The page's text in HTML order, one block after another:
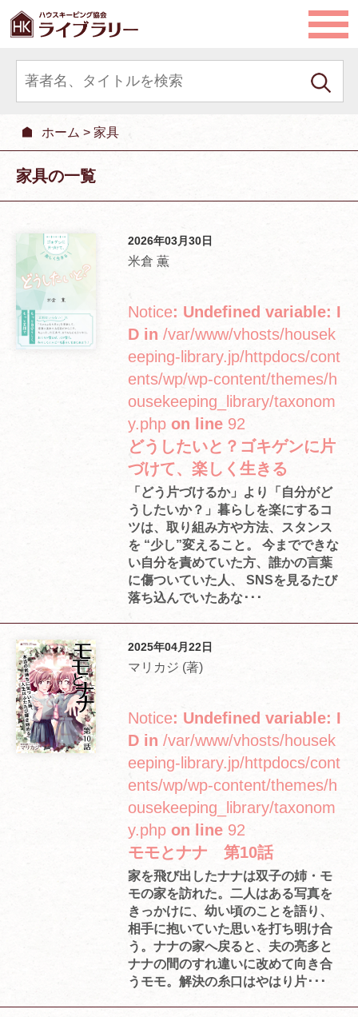
ホーム > 家具
家具の一覧
2026年03月30日
米倉 薫
Notice: Undefined variable: I
D in /var/www/vhosts/housek
eeping-library.jp/httpdocs/cont
ents/wp/wp-content/themes/h
ousekeeping_library/taxonom
y.php on line 92
どうしたいと？ゴキゲンに片
づけて、楽しく生きる
「どう片づけるか」より「自分がど
うしたいか？」暮らしを楽にするコ
ツは、取り組み方や方法、スタンス
を “少し”変えること。 今までできな
い自分を責めていた方、誰かの言葉
に傷ついていた人、 SNSを見るたび
落ち込んでいたあな･･･
2025年04月22日
マリカジ (著)
Notice: Undefined variable: I
D in /var/www/vhosts/housek
eeping-library.jp/httpdocs/cont
ents/wp/wp-content/themes/h
ousekeeping_library/taxonom
y.php on line 92
モモとナナ 第10話
家を飛び出したナナは双子の姉・モ
モの家を訪れた。二人はある写真を
きっかけに、幼い頃のことを語り、
相手に抱いていた思いを打ち明け合
う。ナナの家へ戻ると、夫の亮多と
ナナの間のすれ違いに改めて向き合
うモモ。解決の糸口はやはり片･･･